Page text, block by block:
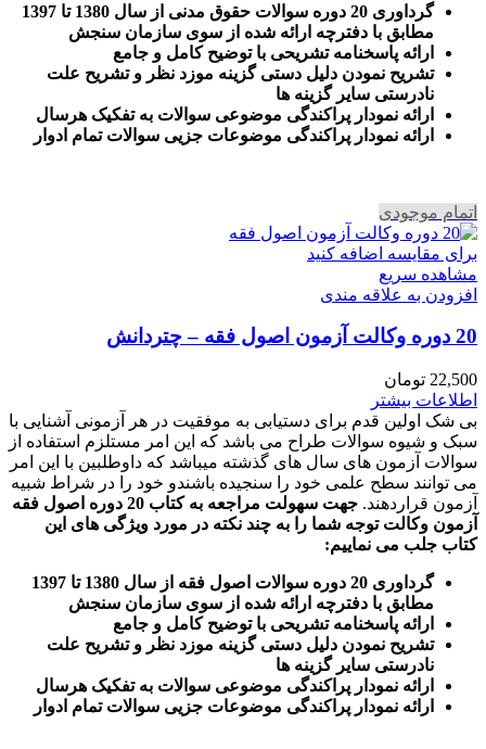
گرداوری 20 دوره سوالات حقوق مدنی از سال 1380 تا 1397
مطابق با دفترچه ارائه شده از سوی سازمان سنجش
ارائه پاسخنامه تشریحی با توضیح کامل و جامع
تشریح نمودن دلیل دستی گزینه موزد نظر و تشریح علت
نادرستی سایر گزینه ها
ارائه نمودار پراکندگی موضوعی سوالات به تفکیک هرسال
رائه نمودار پراکندگی موضوعات جزیی سوالات تمام ادوار
اتمام موجودی
برای مقایسه اضافه کنید
مشاهده سریع
افزودن به علاقه مندی
20 دوره وکالت آزمون اصول فقه – چتردانش
22,500 تومان
اطلاعات بیشتر
بی شک اولین قدم برای دستیابی به موفقیت در هر آزمونی آشنایی با
سبک و شیوه سوالات طراح می باشد که این امر مستلزم استفاده از
سوالات آزمون های سال های گذشته میباشد که داوطلبین با این امر
می توانند سطح علمی خود را سنجیده باشندو خود را در شراط شبیه
آزمون قراردهند.
جهت سهولت مراجعه به کتاب 20 دوره اصول فقه
آزمون وکالت توجه شما را به چند نکته در مورد ویژگی های این
کتاب جلب می نماییم:
گرداوری 20 دوره سوالات اصول فقه از سال 1380 تا 1397
مطابق با دفترچه ارائه شده از سوی سازمان سنجش
ارائه پاسخنامه تشریحی با توضیح کامل و جامع
تشریح نمودن دلیل دستی گزینه موزد نظر و تشریح علت
نادرستی سایر گزینه ها
ارائه نمودار پراکندگی موضوعی سوالات به تفکیک هرسال
رائه نمودار پراکندگی موضوعات جزیی سوالات تمام ادوار